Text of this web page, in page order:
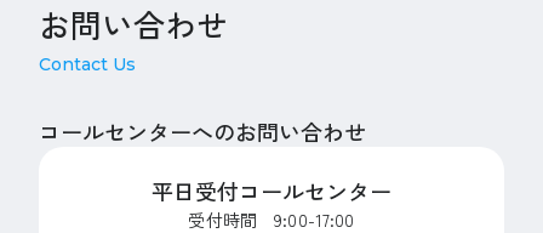
お問い合わせ
Contact Us
コールセンターへのお問い合わせ
平日受付コールセンター
受付時間 9:00-17:00